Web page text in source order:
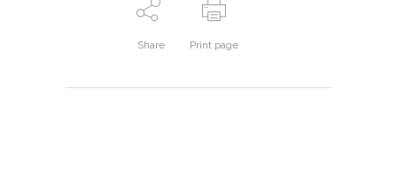
Share Print page